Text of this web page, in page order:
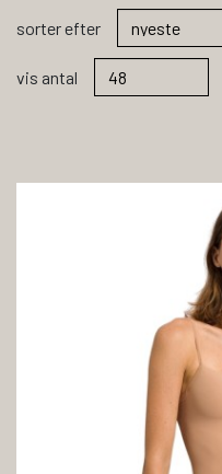
sorter efter
vis antal